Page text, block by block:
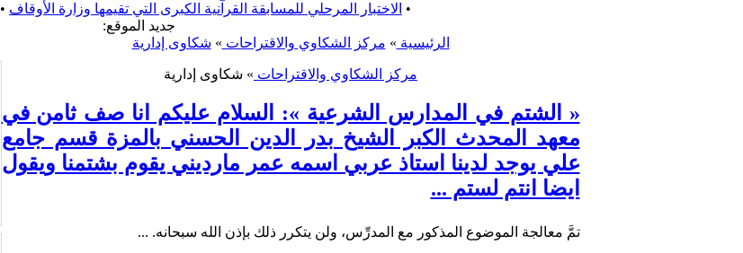
الاختبار المرحلي للمسابقة القرآنية الكبرى التي تقيمها وزارة الأوقاف •
•
:جديد الموقع
الرئيسية » مركز الشكاوي والاقتراحات » شكاوى إدارية
مركز الشكاوي والاقتراحات » شكاوى إدارية
« الشتم في المدارس الشرعية »: السلام عليكم انا صف ثامن في
معهد المحدث الكبر الشيخ بدر الدين الحسني بالمزة قسم جامع
علي يوجد لدينا استاذ عربي اسمه عمر مارديني يقوم بشتمنا ويقول
ايضا انتم لستم ...
تمَّ معالجة الموضوع المذكور مع المدرِّس، ولن يتكرر ذلك بإذن الله سبحانه. ...